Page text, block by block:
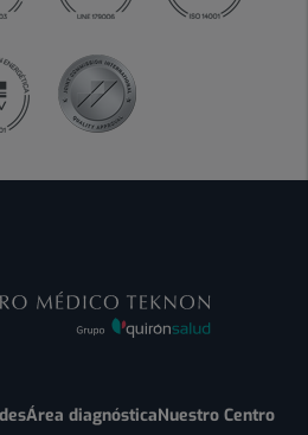
Área diagnósticaNuestro Centro